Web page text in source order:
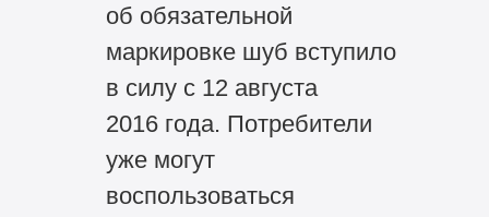
об обязательной
маркировке шуб вступило
в силу с 12 августа
2016 года. Потребители
уже могут
воспользоваться